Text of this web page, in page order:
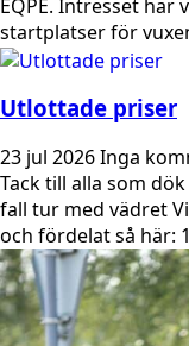
EQPE. Intresset
startplatser för
Utlottade priser
23 jul 2026Inga
Tack till alla som
fall tur med vädret
och fördelat så här: